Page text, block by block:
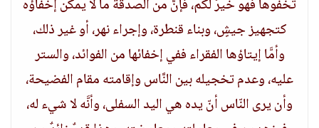
تخفوها فهو خيرٌ لكم، فإنَّ من الصدقة ما لا يمكن إخفاؤه
كتجهيز جيشٍ، وبناء قنطرة، وإجراء نهر، أو غير ذلك،
وأمَّا إيتاؤها الفقراء ففي إخفائها من الفوائد، والستر
عليه، وعدم تخجيله بين النَّاس وإقامته مقام الفضيحة،
وأن يرى النّاس أنّ يده هي اليد السفلى، وأنَّه لا شيء له،